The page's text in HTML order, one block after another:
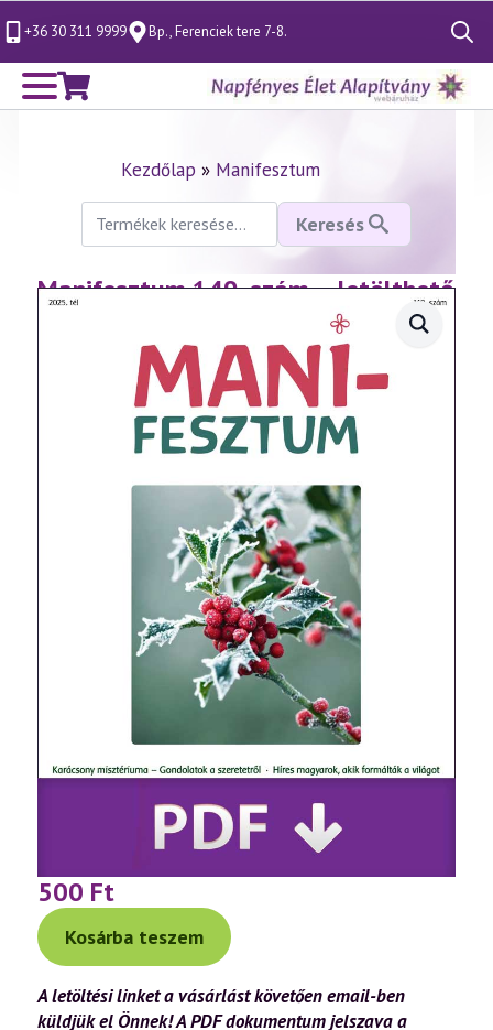
+36 30 311 9999 Bp., Ferenciek tere 7-8.
Search
for:
Kezdőlap » Manifesztum
Keresés
következőre:
Keresés
Manifesztum 149. szám – letölthető
500 Ft
Kosárba teszem
A letöltési linket a vásárlást követően email-ben
küldjük el Önnek! A PDF dokumentum jelszavaa